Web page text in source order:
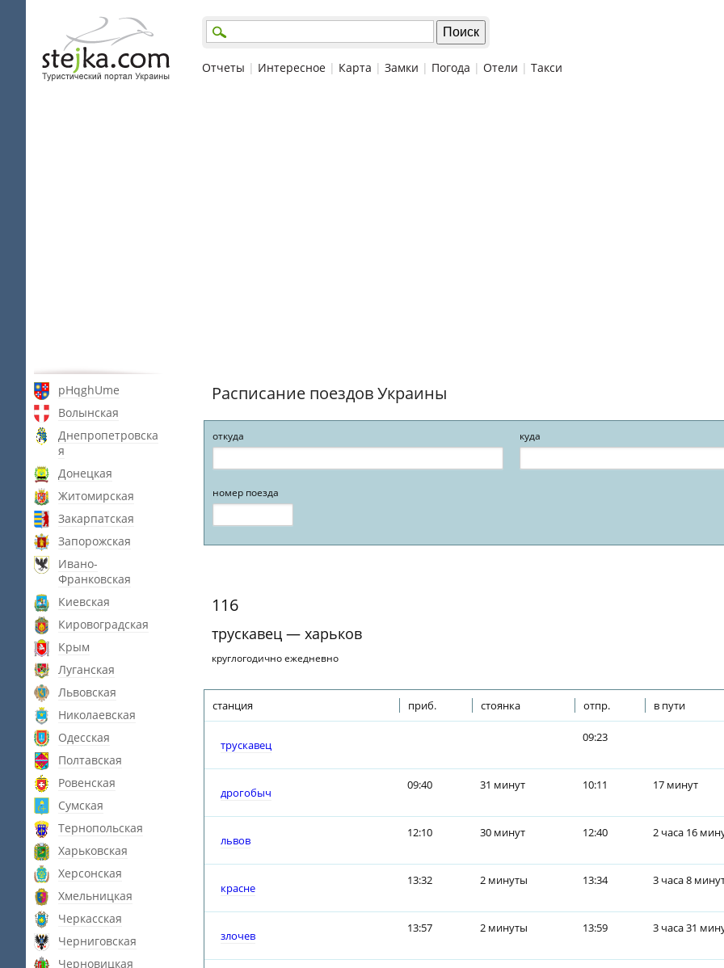
Отчеты | Интересное | Карта | Замки | Погода | Отели | Такси
pHqghUme
Волынская
Днепропетровска
я
Донецкая
Житомирская
Закарпатская
Запорожская
Ивано-
Франковская
Киевская
Кировоградская
Крым
Луганская
Львовская
Николаевская
Одесская
Полтавская
Ровенская
Сумская
Тернопольская
Харьковская
Херсонская
Хмельницкая
Черкасская
Черниговская
Черновицкая
Расписание поездов Украины
откуда куда
номер поезда
116
трускавец — харьков
круглогодично ежедневно
станция приб. стоянка отпр. в пути
трускавец
09:23
дрогобыч
09:40 31 минут 10:11 17 минут
львов
12:10 30 минут 12:40 2 часа 16
красне
13:32 2 минуты 13:34 3 часа 8
злочев
13:57 2 минуты 13:59 3 часа 31